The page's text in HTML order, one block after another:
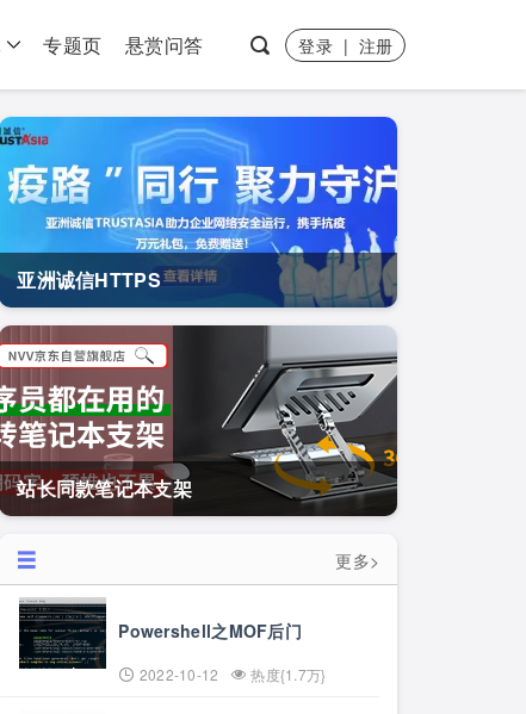
专题页 悬赏问答 登录 | 注册
亚洲诚信HTTPS
站长同款笔记本支架
更多>
Powershell之MOF后门
2022-10-12 热度{1.7万}